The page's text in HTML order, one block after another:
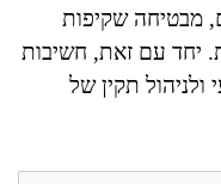
מבטיחה שקיפות
יחד עם זאת, חשיבות
תקין של